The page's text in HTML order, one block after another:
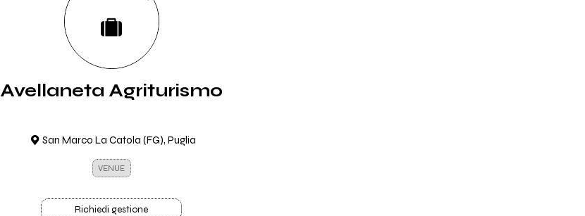
Avellaneta Agriturismo
San Marco La Catola (FG), Puglia
VENUE
Richiedi gestione